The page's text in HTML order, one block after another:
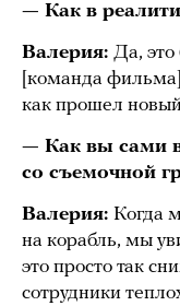
— Как в
Валерия: Да,
[команда
как прошел
— Как вы сами
со съемочной
Валерия: Когда
на корабль, мы
это просто так
сотрудники